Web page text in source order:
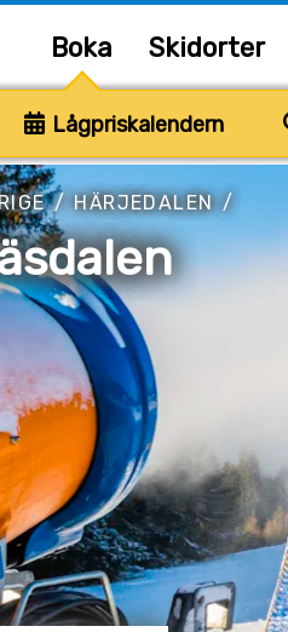
Boka Skidorter
Lågpriskalendern
/HÄRJEDALEN/